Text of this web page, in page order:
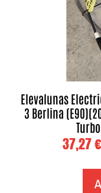
Elevalunas
3 Berlina
37,27€